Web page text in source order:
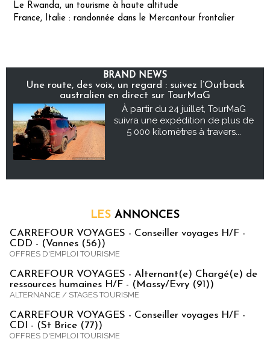
Le Rwanda, un tourisme à haute altitude
France, Italie : randonnée dans le Mercantour frontalier
BRAND NEWS
Une route, des voix, un regard : suivez l’Outback
australien en direct sur TourMaG
À partir du 24 juillet, TourMaG
suivra une expédition de plus de
5 000 kilomètres à travers...
LES ANNONCES
CARREFOUR VOYAGES - Conseiller voyages H/F -
CDD - (Vannes (56))
OFFRES D'EMPLOI TOURISME
CARREFOUR VOYAGES - Alternant(e) Chargé(e) de
ressources humaines H/F - (Massy/Evry (91))
ALTERNANCE / STAGES TOURISME
CARREFOUR VOYAGES - Conseiller voyages H/F -
CDI - (St Brice (77))
OFFRES D'EMPLOI TOURISME